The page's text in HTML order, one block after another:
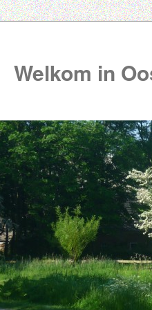
Welkom in
00:00
01:00
02:00
03:00